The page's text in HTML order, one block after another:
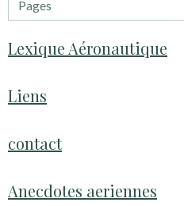
Lexique Aéronautique
Liens
contact
Anecdotes aeriennes